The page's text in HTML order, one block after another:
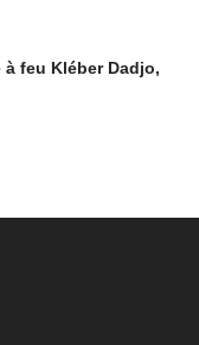
feu Kléber Dadjo,